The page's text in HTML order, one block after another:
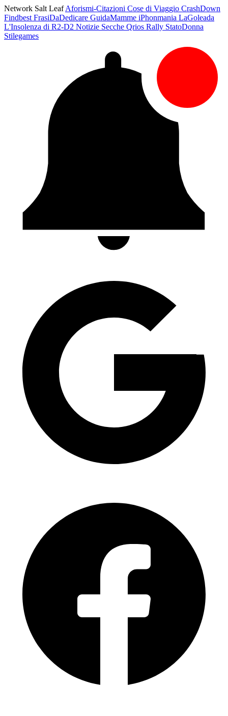
Network Salt LeafAforismi-Citazioni Cose di Viaggio CrashDown
Findbest FrasiDaDedicare GuidaMamme iPhonmania LaGoleada
L'Insolenza di R2-D2 Notizie Secche Qrios Rally StatoDonna
Stilegames